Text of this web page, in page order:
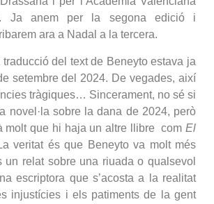
Ja anem per la segona edició i
ara a Nadal a la tercera.
del text de Beneyto estava ja
setembre del 2024. De vegades, així
tràgiques… Sincerament, no sé si
novel·la sobre la dana de 2024, però
molt que hi haja un altre llibre com El
veritat és que Beneyto va molt més
relat sobre una riuada o qualsevol
escriptora que s’acosta a la realitat
injustícies i els patiments de la gent